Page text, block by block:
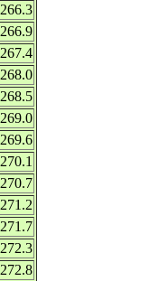
266.3
266.9
267.4
268.0
268.5
269.0
269.6
270.1
270.7
271.2
271.7
272.3
272.8